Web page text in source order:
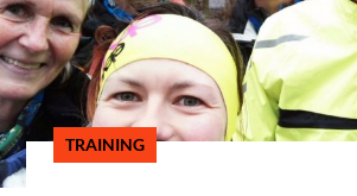
TRAINING